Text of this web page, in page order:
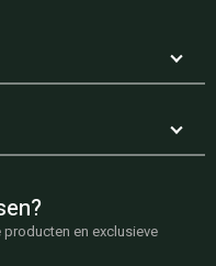
en exclusieve